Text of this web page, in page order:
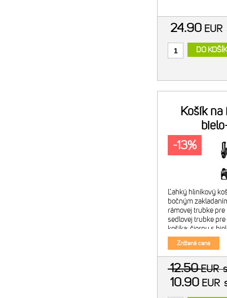
MY
24.90 EUR
DO
Košík
Ľahký hliníkový
bočným
rámovej trubke
sedlovej trubke
košíka: čierny s
hmotnosť: 33 g
Znížená cena
-13%
12.50EUR
10.90 EUR